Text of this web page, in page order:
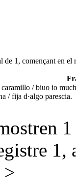
1, començant en el
/ biuo io
/ fija d·algo parescia.
1,
>